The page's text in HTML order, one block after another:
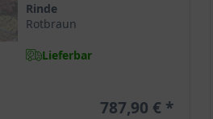
Rinde
Rotbraun
Lieferbar
787,90 €